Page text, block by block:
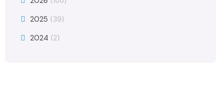
2025 (39)
2024 (2)